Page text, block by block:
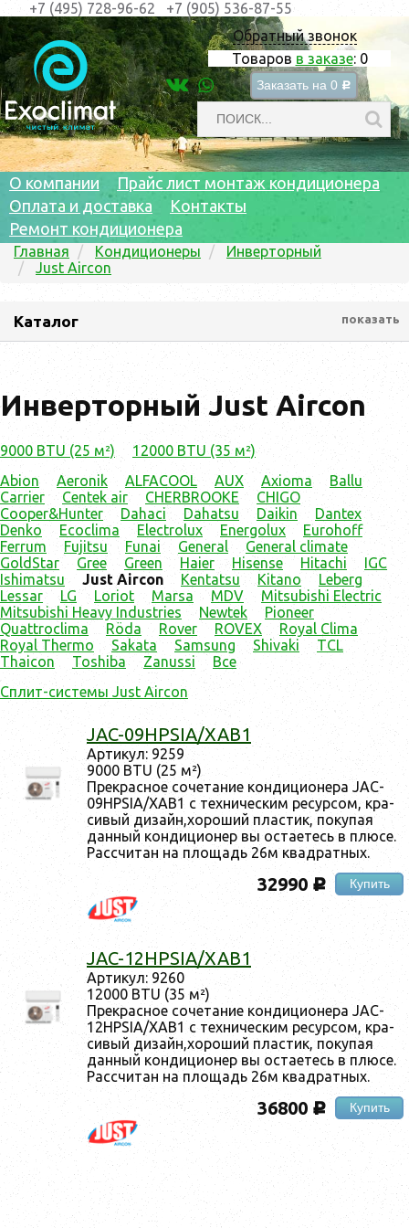
Обратный звонок
Товаров в заказе: 0
Заказать на 0 c
+7 (495) 728-96-62 +7 (905) 536-87-55
О компании
Прайс лист монтаж кондиционера
Оплата и доставка
Контакты
Ремонт кондиционера
Главная Кондиционеры
Инверторный
Just Aircon
Каталог показать
Инверторный Just Aircon
9000 BTU (25 м²)
12000 BTU (35 м²)
Abion
Aeronik ALFACOOL AUX Axioma
Ballu
Carrier
Centek air CHERBROOKE
CHIGO
Cooper&Hunter
Dahaci Dahatsu Daikin
Dantex
Denko
Ecoclima Electrolux Energolux
Eurohoff
Ferrum
Fujitsu Funai General
General climate
GoldStar
Gree Green Haier Hisense Hitachi
IGC
Ishimatsu
Just Aircon Kentatsu Kitano
Leberg
Lessar
LG Loriot Marsa MDV
Mitsubishi Electric
Mitsubishi Heavy Industries
Newtek
Pioneer
Quattroclima
Röda Rover ROVEX
Royal Clima
Royal Thermo
Sakata Samsung Shivaki
TCL
Thaicon
Toshiba Zanussi
Все
Сплит-системы Just Aircon
JAC-09HPSIA/XAB1
Ар­ти­кул: 9259
9000 BTU (25 м²)
Прек­расное со­чета­ние кон­ди­ци­оне­ра JAC-
09HPSIA/XAB1 с тех­ни­чес­ким ре­сур­сом, кра­
сивый ди­зайн,хо­роший плас­тик, по­купая
дан­ный кон­ди­ци­онер вы ос­та­етесь в плю­се.
Рас­счи­тан на пло­щадь 26м квад­ратных.
32990 c Купить
JAC-12HPSIA/XAB1
Ар­ти­кул: 9260
12000 BTU (35 м²)
Прек­расное со­чета­ние кон­ди­ци­оне­ра JAC-
12HPSIA/XAB1 с тех­ни­чес­ким ре­сур­сом, кра­
сивый ди­зайн,хо­роший плас­тик, по­купая
дан­ный кон­ди­ци­онер вы ос­та­етесь в плю­се.
Рас­счи­тан на пло­щадь 26м квад­ратных.
36800 c Купить